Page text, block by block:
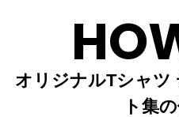
オリジナルTシャツ
ト集